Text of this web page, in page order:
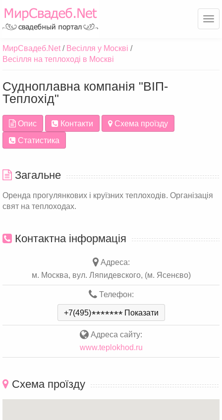
МирСвадеб.Net
Весілля у Москві
Весілля на теплоході в Москві
Судноплавна компанія "ВІП-
Теплохід"
Опис Контакти
Схема проїзду
Статистика
Загальне
Оренда прогулянкових і круїзних теплоходів. Організація
свят на теплоходах.
Контактна інформація
Адреса:
м. Москва, вул. Ляпидевского, (м. Ясенєво)
Телефон:
+7(495)******* Показати
Адреса сайту:
www.teplokhod.ru
Схема проїзду